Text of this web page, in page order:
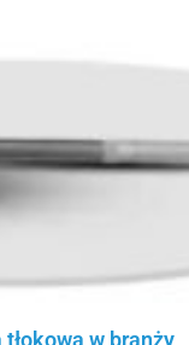
w branży